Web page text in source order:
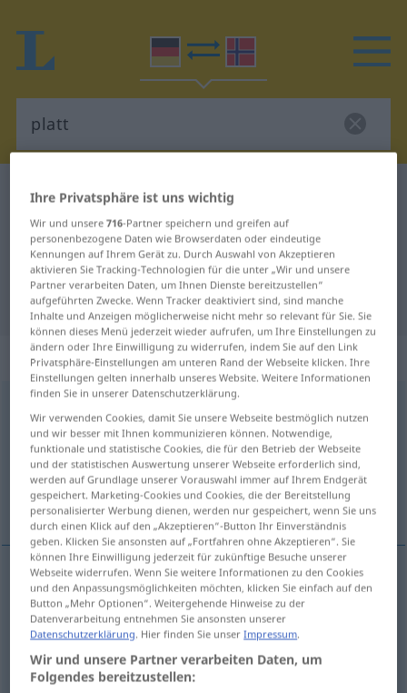
Deutsch-Norwegisch Wörterbuch
Deutsch-Norwegisch Übersetzung
für "platt"
"platt" Norwegisch Übersetzung
„platt“
Übersicht aller Übersetzungen
(Für mehr Details die Übersetzung anklicken/antippen)
flat, platt, paff
flat platt
platt plattplump
paff plattverblüfft UMG
Ihre Privatsphäre ist uns wichtig
Wir und unsere716-Partner speichern und greifen auf
personenbezogene Daten wie Browserdaten oder eindeutige
Kennungen auf Ihrem Gerät zu. Durch Auswahl von Akzeptieren
aktivieren Sie Tracking-Technologien für die unter „Wir und unsere
Partner verarbeiten Daten, um Ihnen Dienste bereitzustellen“
aufgeführten Zwecke. Wenn Tracker deaktiviert sind, sind manche
Inhalte und Anzeigen möglicherweise nicht mehr so relevant für Sie. Sie
können dieses Menü jederzeit wieder aufrufen, um Ihre Einstellungen zu
ändern oder Ihre Einwilligung zu widerrufen, indem Sie auf den Link
Privatsphäre-Einstellungen am unteren Rand der Webseite klicken. Ihre
Einstellungen gelten innerhalb unseres Website. Weitere Informationen
finden Sie in unserer Datenschutzerklärung.
Wir verwenden Cookies, damit Sie unsere Webseite bestmöglich nutzen
und wir besser mit Ihnen kommunizieren können. Notwendige,
funktionale und statistische Cookies, die für den Betrieb der Webseite
und der statistischen Auswertung unserer Webseite erforderlich sind,
werden auf Grundlage unserer Vorauswahl immer auf Ihrem Endgerät
gespeichert. Marketing-Cookies und Cookies, die der Bereitstellung
personalisierter Werbung dienen, werden nur gespeichert, wenn Sie uns
durch einen Klick auf den „Akzeptieren“-Button Ihr Einverständnis
geben. Klicken Sie ansonsten auf „Fortfahren ohne Akzeptieren“. Sie
können Ihre Einwilligung jederzeit für zukünftige Besuche unserer
Webseite widerrufen. Wenn Sie weitere Informationen zu den Cookies
und den Anpassungsmöglichkeiten möchten, klicken Sie einfach auf den
Button „Mehr Optionen“. Weitergehende Hinweise zu der
Datenverarbeitung entnehmen Sie ansonsten unserer
Datenschutzerklärung. Hier finden Sie unserImpressum.
Wir und unsere Partner verarbeiten Daten, um
Folgendes bereitzustellen: